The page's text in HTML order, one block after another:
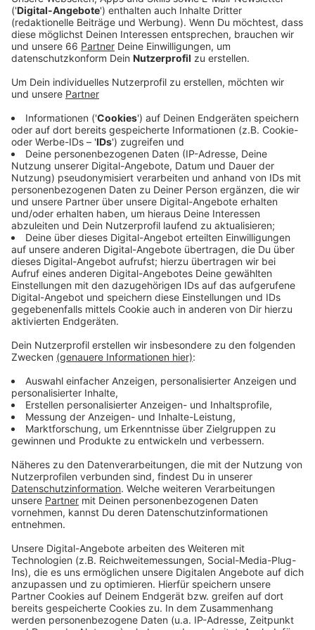
Odenthal-Schule und zum anderen die Volker Rosin
Schule. Dabei handelt es sich um Standorte in
unmittelbarer Nähe zu den überschwemmten
Stadtgebieten.
Veröffentlicht:Donnerstag, 22.07.2021 15:06
Anzeige
Gespendet wurden vor allem Kleidung, Handtücher,
Duschgel, Shampoo, Windeln und Putz-Utensilien.
Insgesamt wurden 18 Paletten mit rund 2.000 Kartons
voller Sachspenden gesammelt.
Anzeige
Weitere Infos und Links zum Thema
Anzeige
Hier könnt ihr auch helfen: Unsere Hilfsaktion "Wir
in NRW - zusammen stark"
INFO:
Emailadresse der Stadt für Hilfsangebot
hilfsangeboteehrenamt@duesseldorf.de
Anzeige